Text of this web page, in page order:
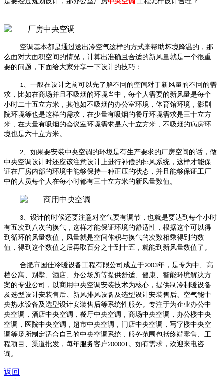
是要经过规划设计，那办公室厂房中央空调 工程怎样设计合理？
空调基本都是通过送出冷空气这样的方式来帮助坏境降温的，那
么面对大面积空间的情况，计算出准确且合适的新风量就是一个很重
要的问题，下面给大家分享一下设计的技巧：
1、一般在设计之前可以先了解不同的空间对于新风量的不同的需
求，比如在商场并且不吸烟的环境当中，每个人需要的新风量是每个
小时二十五立方米，其他如不吸烟的办公室环境，体育馆环境，影剧
院环境等也是这样的需求，在少量有吸烟的餐厅环境需求是三十立方
米，在大量有吸烟的会议室环境需求是六十立方米，不吸烟的病房环
境也是六十立方米。
2、如果要安装中央空调的环境是有生产要求的厂房空间的话，做
中央空调设计时还应该注意设计上进行补偿的排风系统，这样才能保
证在厂房内部的环境中能够保持一种正压的状态，并且能够保证工厂
中的人员每个人在每小时都有三十立方米的新风量数值。
3、设计的时候还要注意对空气要有调节，也就是要达到每个小时
有五次到八次的换气，这样才能保证环境的舒适性，根据这个可以得
到循环的风量数值，风量就是空间体积与换气的次数相乘得到的数
值，得到这个数值之后再取百分之十到十五，就能到新风量数值了。
合肥市国佳冷暖设备工程有限公司成立于2003年，是专为中、高
档公寓、别墅、酒店、办公场所等提供舒适、健康、智能环境解决方
案的专业公司，以商用中央空调安装技术为核心，提供制冷制暖设备
及选型设计安装售后、新风排风设备及选型设计安装售后、空气能中
央热水设备及选型设计安装售后等系统性服务。专注于为企业办公中
央空调，酒店中央空调，餐厅中央空调，商场中央空调，办公楼中央
空调，医院中央空调，超市中央空调，门店中央空调，写字楼中央空
调等场所制定适合自己的中央空调系统，服务范围包括终端零售、工
程项目、渠道批发，每年服务客户20000+。如有需求，欢迎来电咨
询。
返回